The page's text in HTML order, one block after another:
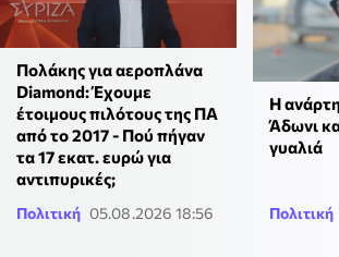
Πολάκης για αεροπλάνα
Diamond: Έχουμε
έτοιμους πιλότους της ΠΑ
από το 2017 - Πού πήγαν
τα 17 εκατ. ευρώ για
αντιπυρικές;
Πολιτική 05.08.2026 18:56
Η
Άδωνι
γυαλιά
Πολιτική